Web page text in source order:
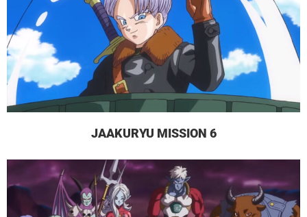
JAAKURYU MISSION 6